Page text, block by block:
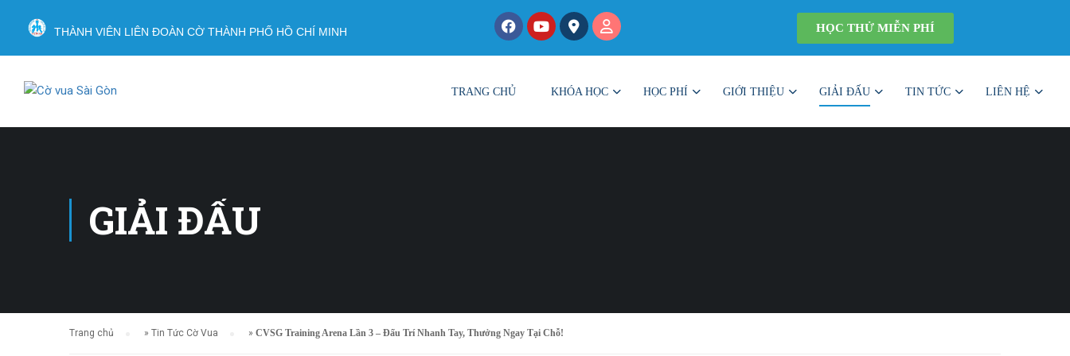
THÀNH VIÊN LIÊN ĐOÀN CỜ THÀNH PHỐ HỒ CHÍ MINH HỌC THỬ MIỄN PHÍ
TRANG CHỦ KHÓA HỌC HỌC PHÍ GIỚI THIỆU GIẢI ĐẤU TIN TỨC LIÊN HỆ
GIẢI ĐẤU
Trang chủ » Tin Tức Cờ Vua » CVSG Training Arena Lần 3 – Đấu Trí Nhanh Tay, Thưởng Ngay Tại Chỗ!